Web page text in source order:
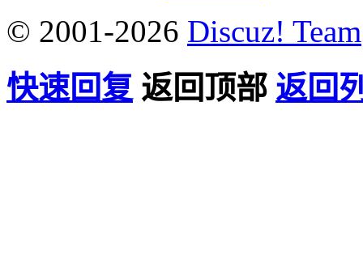
© 2001-2026 Discuz! Team
快速回复 返回顶部 返回